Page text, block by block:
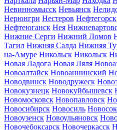
Невинномысск Невьянск
Нерюнгри Нестеров Нефтегорск
Нефтеюганск Нея
Нижние Серги Нижний Ломов
Тагил Нижняя Салда Нижняя
на-Амуре Никольск Никольск
Новая Ладога Новая Ляля
Новоалтайск Новоаннинский
Новодвинск Новодружеск
Новокузнецк Новокуйбышевск
Новомосковск Новопавловск
Новосибирск Новосиль
Новоузенск Новоульяновск
Новочебоксарск Новочеркасск